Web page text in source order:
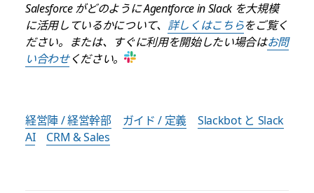
Salesforce がどのように Agentforce in Slack を大規模
に活用しているかについて、 詳しくはこちらをご覧く
ださい。または、すぐに利用を開始したい場合はお問
い合わせください。
経営陣 / 経営幹部 ガイド / 定義
Slackbot と Slack
AI
CRM & Sales